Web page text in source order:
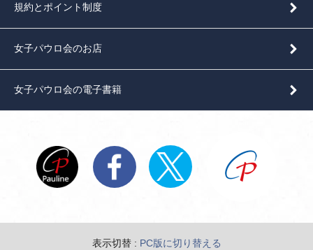
規約とポイント制度
女子パウロ会のお店
女子パウロ会の電子書籍
表示切替 : PC版に切り替える